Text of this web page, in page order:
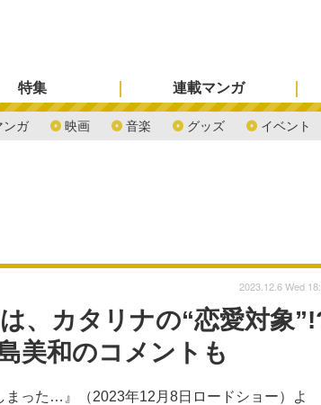
ンガ 映画 音楽 グッズ イベント
特集 連載マンガ
、カタリナの“恋愛対象
美和のコメントも
った…』（2023年12月8日ロードショー）よ
2023.12.6 Wed